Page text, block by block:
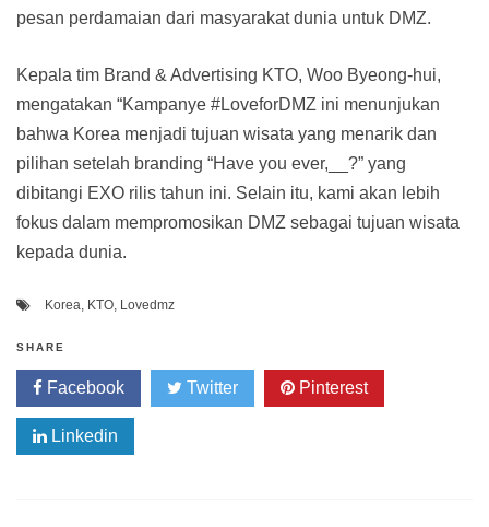
pesan perdamaian dari masyarakat dunia untuk DMZ.
Kepala tim Brand & Advertising KTO, Woo Byeong-hui,
mengatakan “Kampanye #LoveforDMZ ini menunjukan
bahwa Korea menjadi tujuan wisata yang menarik dan
pilihan setelah branding “Have you ever,__?” yang
dibitangi EXO rilis tahun ini. Selain itu, kami akan lebih
fokus dalam mempromosikan DMZ sebagai tujuan wisata
kepada dunia.
Korea, KTO, Lovedmz
SHARE
Facebook Twitter Pinterest
Linkedin